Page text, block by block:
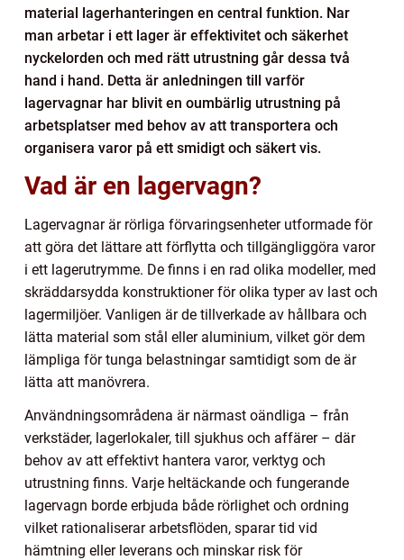
material lagerhanteringen en central funktion. Nar
man arbetar i ett lager är effektivitet och säkerhet
nyckelorden och med rätt utrustning går dessa två
hand i hand. Detta är anledningen till varför
lagervagnar har blivit en oumbärlig utrustning på
arbetsplatser med behov av att transportera och
organisera varor på ett smidigt och säkert vis.
Vad är en lagervagn?
Lagervagnar är rörliga förvaringsenheter utformade för
att göra det lättare att förflytta och tillgängliggöra varor
i ett lagerutrymme. De finns i en rad olika modeller, med
skräddarsydda konstruktioner för olika typer av last och
lagermiljöer. Vanligen är de tillverkade av hållbara och
lätta material som stål eller aluminium, vilket gör dem
lämpliga för tunga belastningar samtidigt som de är
lätta att manövrera.
Användningsområdena är närmast oändliga – från
verkstäder, lagerlokaler, till sjukhus och affärer – där
behov av att effektivt hantera varor, verktyg och
utrustning finns. Varje heltäckande och fungerande
lagervagn borde erbjuda både rörlighet och ordning
vilket rationaliserar arbetsflöden, sparar tid vid
hämtning eller leverans och minskar risk för